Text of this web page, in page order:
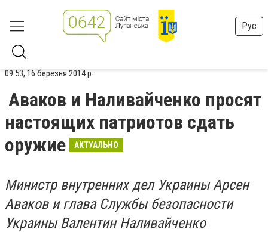
Рус
09:53, 16 березня 2014 р.
Аваков и Наливайченко просят
настоящих патриотов сдать
оружие
АКТУАЛЬНО
Министр внутренних дел Украины Арсен
Аваков и глава Службы безопасности
Украины Валентин Наливайченко